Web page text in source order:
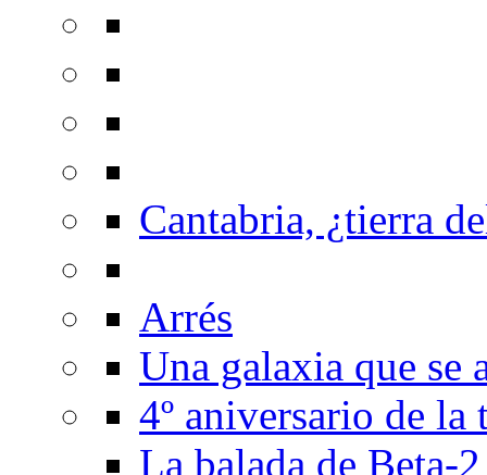
Cantabria, ¿tierra
Arrés
Una galaxia que se
4º aniversario de
La balada de Beta-2